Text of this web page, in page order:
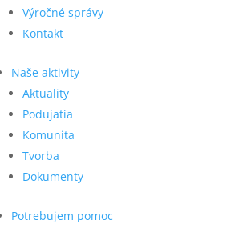
Výročné správy
Kontakt
Naše aktivity
Aktuality
Podujatia
Komunita
Tvorba
Dokumenty
Potrebujem pomoc